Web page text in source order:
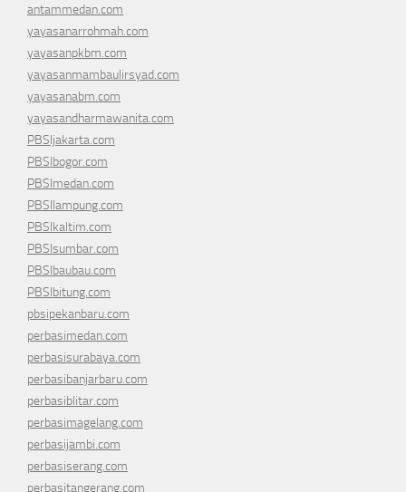
antammedan.com
yayasanarrohmah.com
yayasanpkbm.com
yayasanmambaulirsyad.com
yayasanabm.com
yayasandharmawanita.com
PBSIjakarta.com
PBSIbogor.com
PBSImedan.com
PBSIlampung.com
PBSIkaltim.com
PBSIsumbar.com
PBSIbaubau.com
PBSIbitung.com
pbsipekanbaru.com
perbasimedan.com
perbasisurabaya.com
perbasibanjarbaru.com
perbasiblitar.com
perbasimagelang.com
perbasijambi.com
perbasiserang.com
perbasitangerang.com